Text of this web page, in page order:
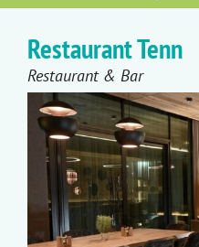
Restaurant Tenn
Restaurant & Bar